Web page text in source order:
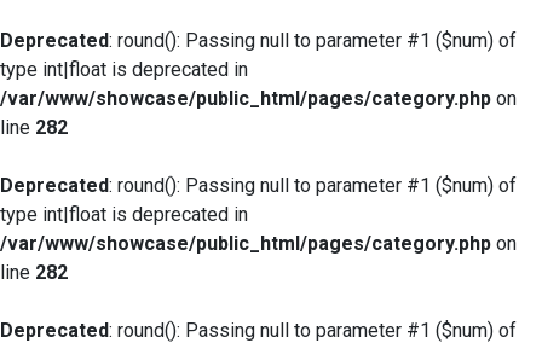
Deprecated: round(): Passing null to parameter #1 ($num) of
type int|float is deprecated in
/var/www/showcase/public_html/pages/category.php on
line 282
Deprecated: round(): Passing null to parameter #1 ($num) of
type int|float is deprecated in
/var/www/showcase/public_html/pages/category.php on
line 282
Deprecated: round(): Passing null to parameter #1 ($num) of